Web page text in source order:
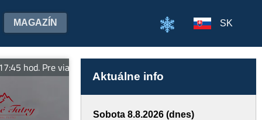
MAGAZÍN SK
Pre viac informácií sledujte vt.sk
Aktuálne info
Sobota 8.8.2026 (dnes)